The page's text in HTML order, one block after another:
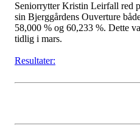
Seniorrytter Kristin Leirfall red
sin Bjerggårdens Ouverture
58,000 % og 60,233 %. Dette
tidlig i mars.
Resultater: